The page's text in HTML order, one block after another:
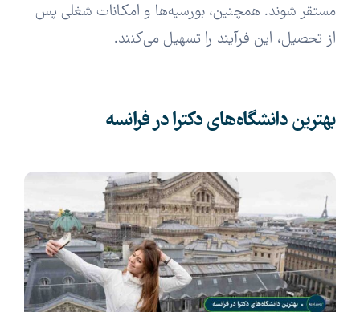
مستقر شوند. همچنین، بورسیه‌ها و امکانات شغلی پس
از تحصیل، این فرآیند را تسهیل می‌کنند.
بهترین دانشگاه‌های دکترا در فرانسه